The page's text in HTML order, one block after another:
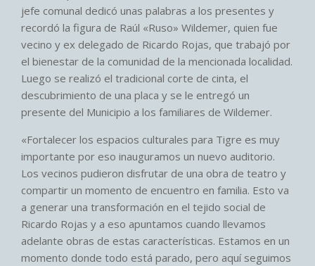
jefe comunal dedicó unas palabras a los presentes y
recordó la figura de Raúl «Ruso» Wildemer, quien fue
vecino y ex delegado de Ricardo Rojas, que trabajó por
el bienestar de la comunidad de la mencionada localidad.
Luego se realizó el tradicional corte de cinta, el
descubrimiento de una placa y se le entregó un
presente del Municipio a los familiares de Wildemer.
«Fortalecer los espacios culturales para Tigre es muy
importante por eso inauguramos un nuevo auditorio.
Los vecinos pudieron disfrutar de una obra de teatro y
compartir un momento de encuentro en familia. Esto va
a generar una transformación en el tejido social de
Ricardo Rojas y a eso apuntamos cuando llevamos
adelante obras de estas características. Estamos en un
momento donde todo está parado, pero aquí seguimos